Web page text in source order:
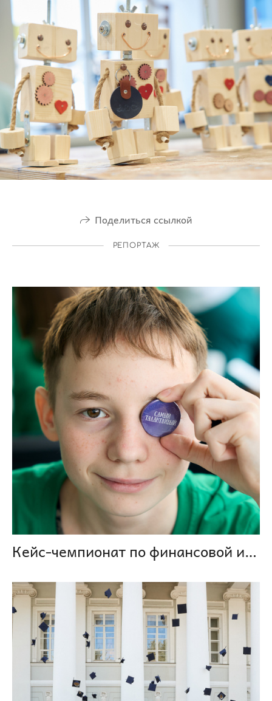
Поделиться ссылкой
РЕПОРТАЖ
Кейс-чемпионат по финансовой и потребительской грамотности